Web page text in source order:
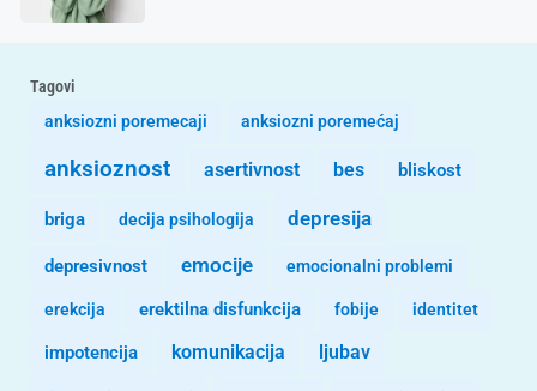
Tagovi
anksiozni poremecaji
anksiozni poremećaj
anksioznost asertivnost bes bliskost
briga decija psihologija depresija
depresivnost emocije emocionalni problemi
erekcija erektilna disfunkcija fobije identitet
impotencija komunikacija ljubav